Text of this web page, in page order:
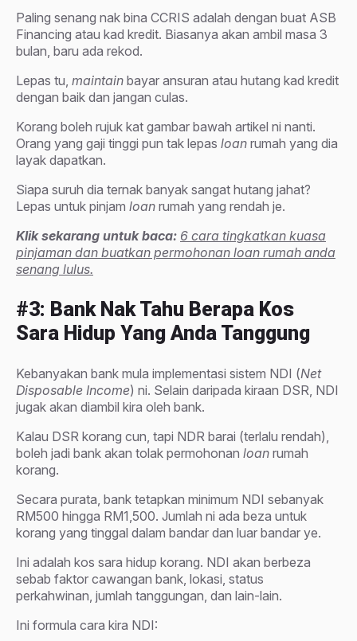
Paling senang nak bina CCRIS adalah dengan buat ASB
Financing atau kad kredit. Biasanya akan ambil masa 3
bulan, baru ada rekod.
Lepas tu, maintain bayar ansuran atau hutang kad kredit
dengan baik dan jangan culas.
Korang boleh rujuk kat gambar bawah artikel ni nanti.
Orang yang gaji tinggi pun tak lepas loan rumah yang dia
layak dapatkan.
Siapa suruh dia ternak banyak sangat hutang jahat?
Lepas untuk pinjam loan rumah yang rendah je.
Klik sekarang untuk baca: 6 cara tingkatkan kuasa
pinjaman dan buatkan permohonan loan rumah anda
senang lulus.
#3: Bank Nak Tahu Berapa Kos
Sara Hidup Yang Anda Tanggung
Kebanyakan bank mula implementasi sistem NDI (Net
Disposable Income) ni. Selain daripada kiraan DSR, NDI
jugak akan diambil kira oleh bank.
Kalau DSR korang cun, tapi NDR barai (terlalu rendah),
boleh jadi bank akan tolak permohonan loan rumah
korang.
Secara purata, bank tetapkan minimum NDI sebanyak
RM500 hingga RM1,500. Jumlah ni ada beza untuk
korang yang tinggal dalam bandar dan luar bandar ye.
Ini adalah kos sara hidup korang. NDI akan berbeza
sebab faktor cawangan bank, lokasi, status
perkahwinan, jumlah tanggungan, dan lain-lain.
Ini formula cara kira NDI: